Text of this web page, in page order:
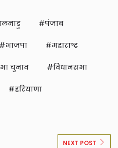
पंजाब
भाजपा महाराष्ट्र
चुनाव विधानसभा
हरियाणा
NEXT POST